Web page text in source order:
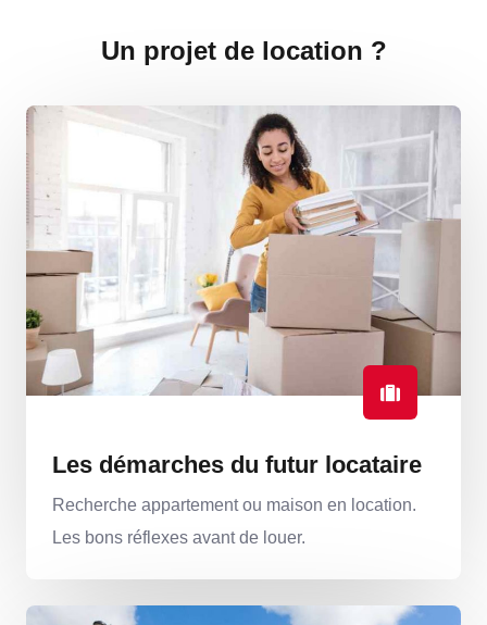
Un projet de location ?
Les démarches du futur locataire
Recherche appartement ou maison en location.
Les bons réflexes avant de louer.